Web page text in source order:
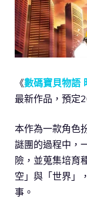
《數碼寶貝物語
最新作品，預定
本作為一款角色
謎團的過程中，
險，並蒐集培育
空」與「世界」
事。